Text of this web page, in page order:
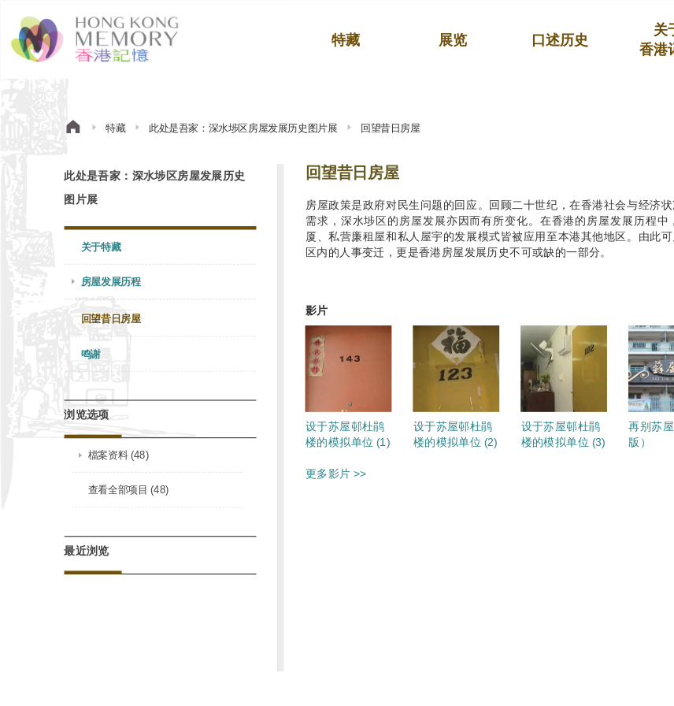
特藏 展览 口述历史
关
香港
特藏 此处是吾家：深水埗区房屋发展历史图片展 回望昔日房屋
此处是吾家：深水埗区房屋发展历史
图片展
关于特藏
房屋发展历程
回望昔日房屋
鸣谢
浏览选项
檔案资料 (48)
查看全部项目 (48)
最近浏览
回望昔日房屋
房屋政策是政府对民生问题的回应。回顾二十世纪，在香港社会与经济
需求，深水埗区的房屋发展亦因而有所变化。在香港的房屋发展历程
厦、私营廉租屋和私人屋宇的发展模式皆被应用至本港其他地区。由此
区内的人事变迁，更是香港房屋发展历史不可或缺的一部分。
影片
设于苏屋邨杜鹃
楼的模拟单位 (1)
设于苏屋邨杜鹃
楼的模拟单位 (2)
设于苏屋邨杜鹃
楼的模拟单位 (3)
再别苏
版）
更多影片 >>